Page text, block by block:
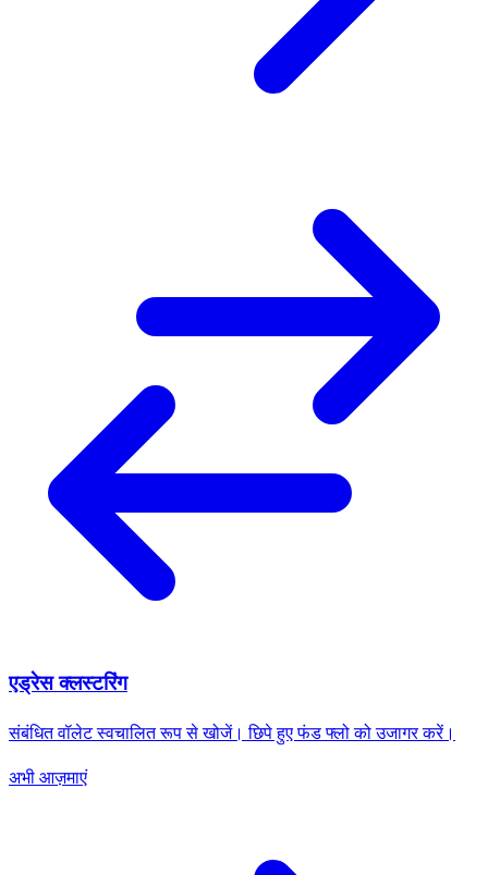
एड्रेस क्लस्टरिंग
संबंधित वॉलेट स्वचालित रूप से खोजें। छिपे हुए फंड फ्लो को उजागर करें।
अभी आज़माएं